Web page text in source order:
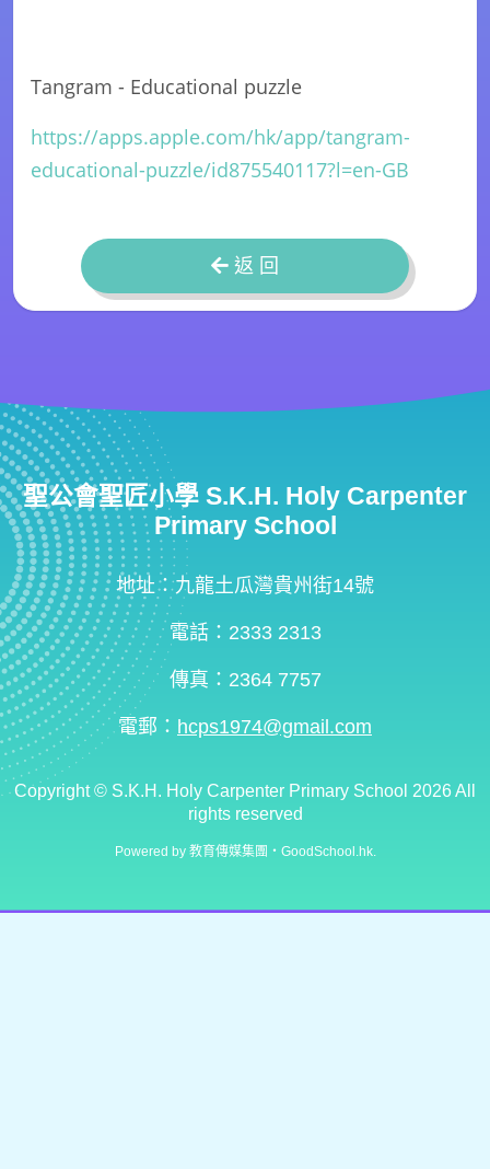
Tangram - Educational puzzle
https://apps.apple.com/hk/app/tangram-
educational-puzzle/id875540117?l=en-GB
返 回
聖公會聖匠小學 S.K.H. Holy Carpenter
Primary School
地址：九龍土瓜灣貴州街14號
電話：2333 2313
傳真：2364 7757
電郵： hcps1974@gmail.com
Copyright © S.K.H. Holy Carpenter Primary School 2026 All
rights reserved
Powered by 教育傳媒集團 ‧ GoodSchool.hk.